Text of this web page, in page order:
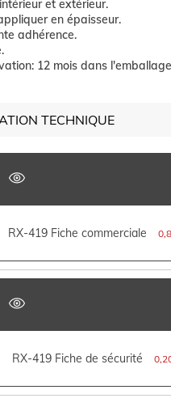
et extérieur.
en épaisseur.
adhérence.
12 mois dans
TECHNIQUE
RX-419 Fiche commerciale
RX-419 Fiche de sécurité